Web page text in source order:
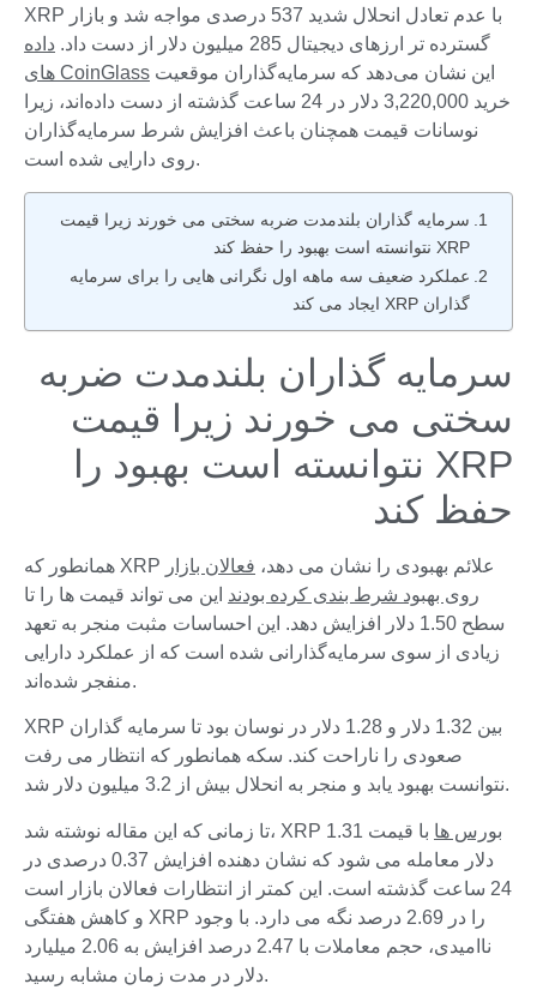
XRP با عدم تعادل انحلال شدید 537 درصدی مواجه شد و بازار
گسترده تر ارزهای دیجیتال 285 میلیون دلار از دست داد.
داده
های CoinGlass
خرید 3,220,000 دلار در 24 ساعت گذشته از دست داده‌اند، زیرا
نوسانات قیمت همچنان باعث افزایش شرط سرمایه‌گذاران
روی دارایی شده است.
سرمایه گذاران بلندمدت ضربه سختی می خورند زیرا قیمت
XRP نتوانسته است بهبود را حفظ کند
عملکرد ضعیف سه ماهه اول نگرانی هایی را برای سرمایه
گذاران XRP ایجاد می کند
سرمایه گذاران بلندمدت ضربه
سختی می خورند زیرا قیمت
XRP نتوانسته است بهبود را
حفظ کند
همانطور که XRP علائم بهبودی را نشان می دهد، فعالان بازار
روی بهبود شرط بندی کرده بودند این می تواند قیمت ها را تا
سطح 1.50 دلار افزایش دهد. این احساسات مثبت منجر به تعهد
زیادی از سوی سرمایه‌گذارانی شده است که از عملکرد دارایی
منفجر شده‌اند.
XRP بین 1.32 دلار و 1.28 دلار در نوسان بود تا سرمایه گذاران
صعودی را ناراحت کند. سکه همانطور که انتظار می رفت
نتوانست بهبود یابد و منجر به انحلال بیش از 3.2 میلیون دلار شد.
تا زمانی که این مقاله نوشته شد، XRP بورس ها
با قیمت 1.31
دلار معامله می شود که نشان دهنده افزایش 0.37 درصدی در
24 ساعت گذشته است. این کمتر از انتظارات فعالان بازار است
و کاهش هفتگی XRP را در 2.69 درصد نگه می دارد. با وجود
ناامیدی، حجم معاملات با 2.47 درصد افزایش به 2.06 میلیارد
دلار در مدت زمان مشابه رسید.